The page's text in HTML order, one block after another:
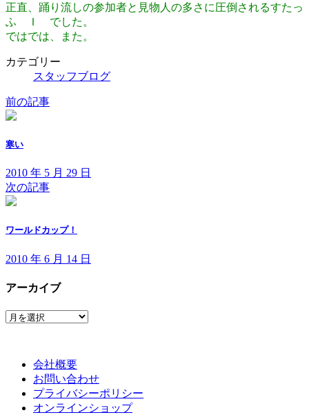
正直、踊り流しの参加者と見物人の多さに圧倒されるすたっ
ふ Ｉ でした。
ではでは、また。
カテゴリー
スタッフブログ
前の記事
寒い
2010 年 5 月 29 日
次の記事
ワールドカップ！
2010 年 6 月 14 日
アーカイブ
ア
会社概要
お問い合わせ
プライバシーポリシー
オンラインショップ